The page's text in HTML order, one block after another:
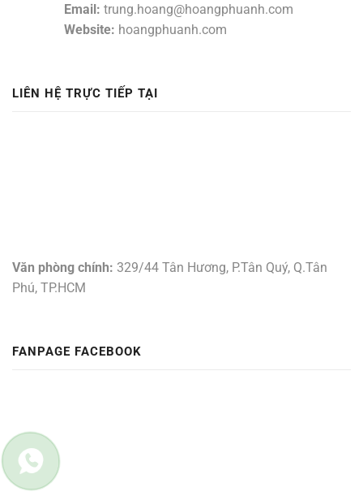
Email: trung.hoang@hoangphuanh.com
Website: hoangphuanh.com
LIÊN HỆ TRỰC TIẾP TẠI
Văn phòng chính: 329/44 Tân Hương, P.Tân Quý, Q.Tân
Phú, TP.HCM
FANPAGE FACEBOOK